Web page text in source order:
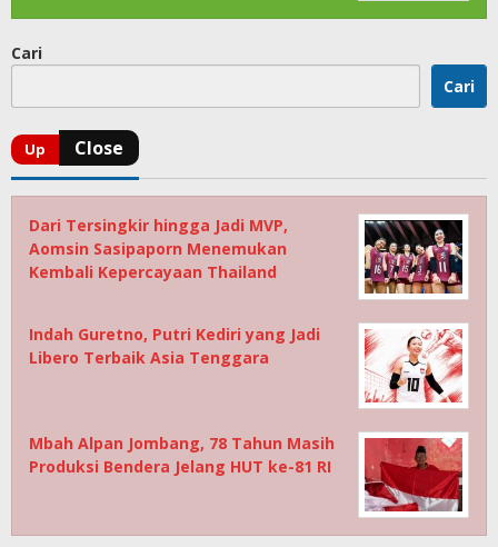
Cari
Cari
Dari Tersingkir hingga Jadi MVP,
Aomsin Sasipaporn Menemukan
Kembali Kepercayaan Thailand
Indah Guretno, Putri Kediri yang Jadi
Libero Terbaik Asia Tenggara
Mbah Alpan Jombang, 78 Tahun Masih
Produksi Bendera Jelang HUT ke-81 RI